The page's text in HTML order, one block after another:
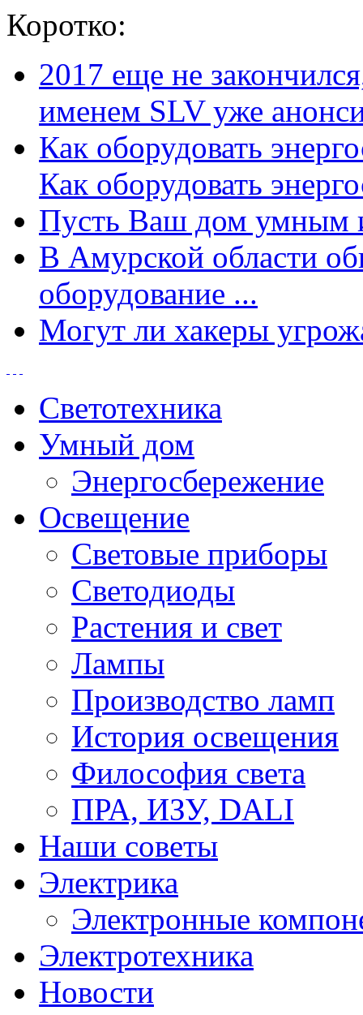
Коротко:
2017 еще не
именем SLV уже
Как оборудовать
Как оборудовать
Пусть Ваш дом умным
В Амурской области
оборудование ...
Могут ли хакеры
Светотехника
Умный дом
Энергосбережение
Освещение
Световые приборы
Светодиоды
Растения и свет
Лампы
Производство ламп
История освещения
Философия света
ПРА, ИЗУ, DALI
Наши советы
Электрика
Электронные
Электротехника
Новости